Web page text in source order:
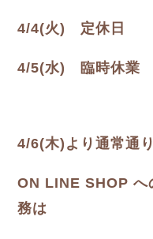
4/4(火) 定休日
4/5(水) 臨時休業
4/6(木)より通常通
ON LINE SHOP へ
務は